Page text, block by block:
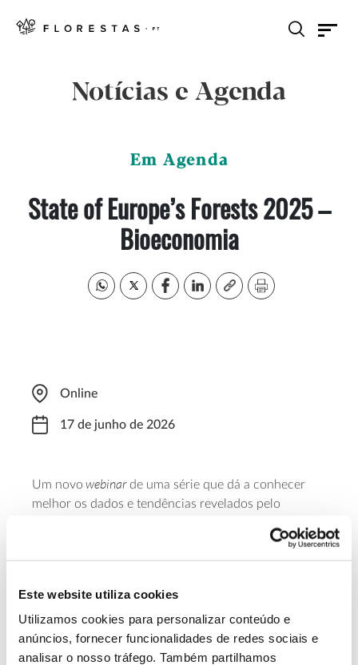
Este website utiliza cookies
Utilizamos cookies para personalizar conteúdo e
anúncios, fornecer funcionalidades de redes sociais e
analisar o nosso tráfego. Também partilhamos
Notícias e Agenda
Em Agenda
State of Europe’s Forests 2025 –
Bioeconomia
Online
17 de junho de 2026
Um novo webinarde uma série que dá a conhecer
melhor os dados e tendências revelados pelo
2026. Cada sessão é dedicada a uma área temática
específica da realidade florestal europeia e a 17 de
Saiba mais